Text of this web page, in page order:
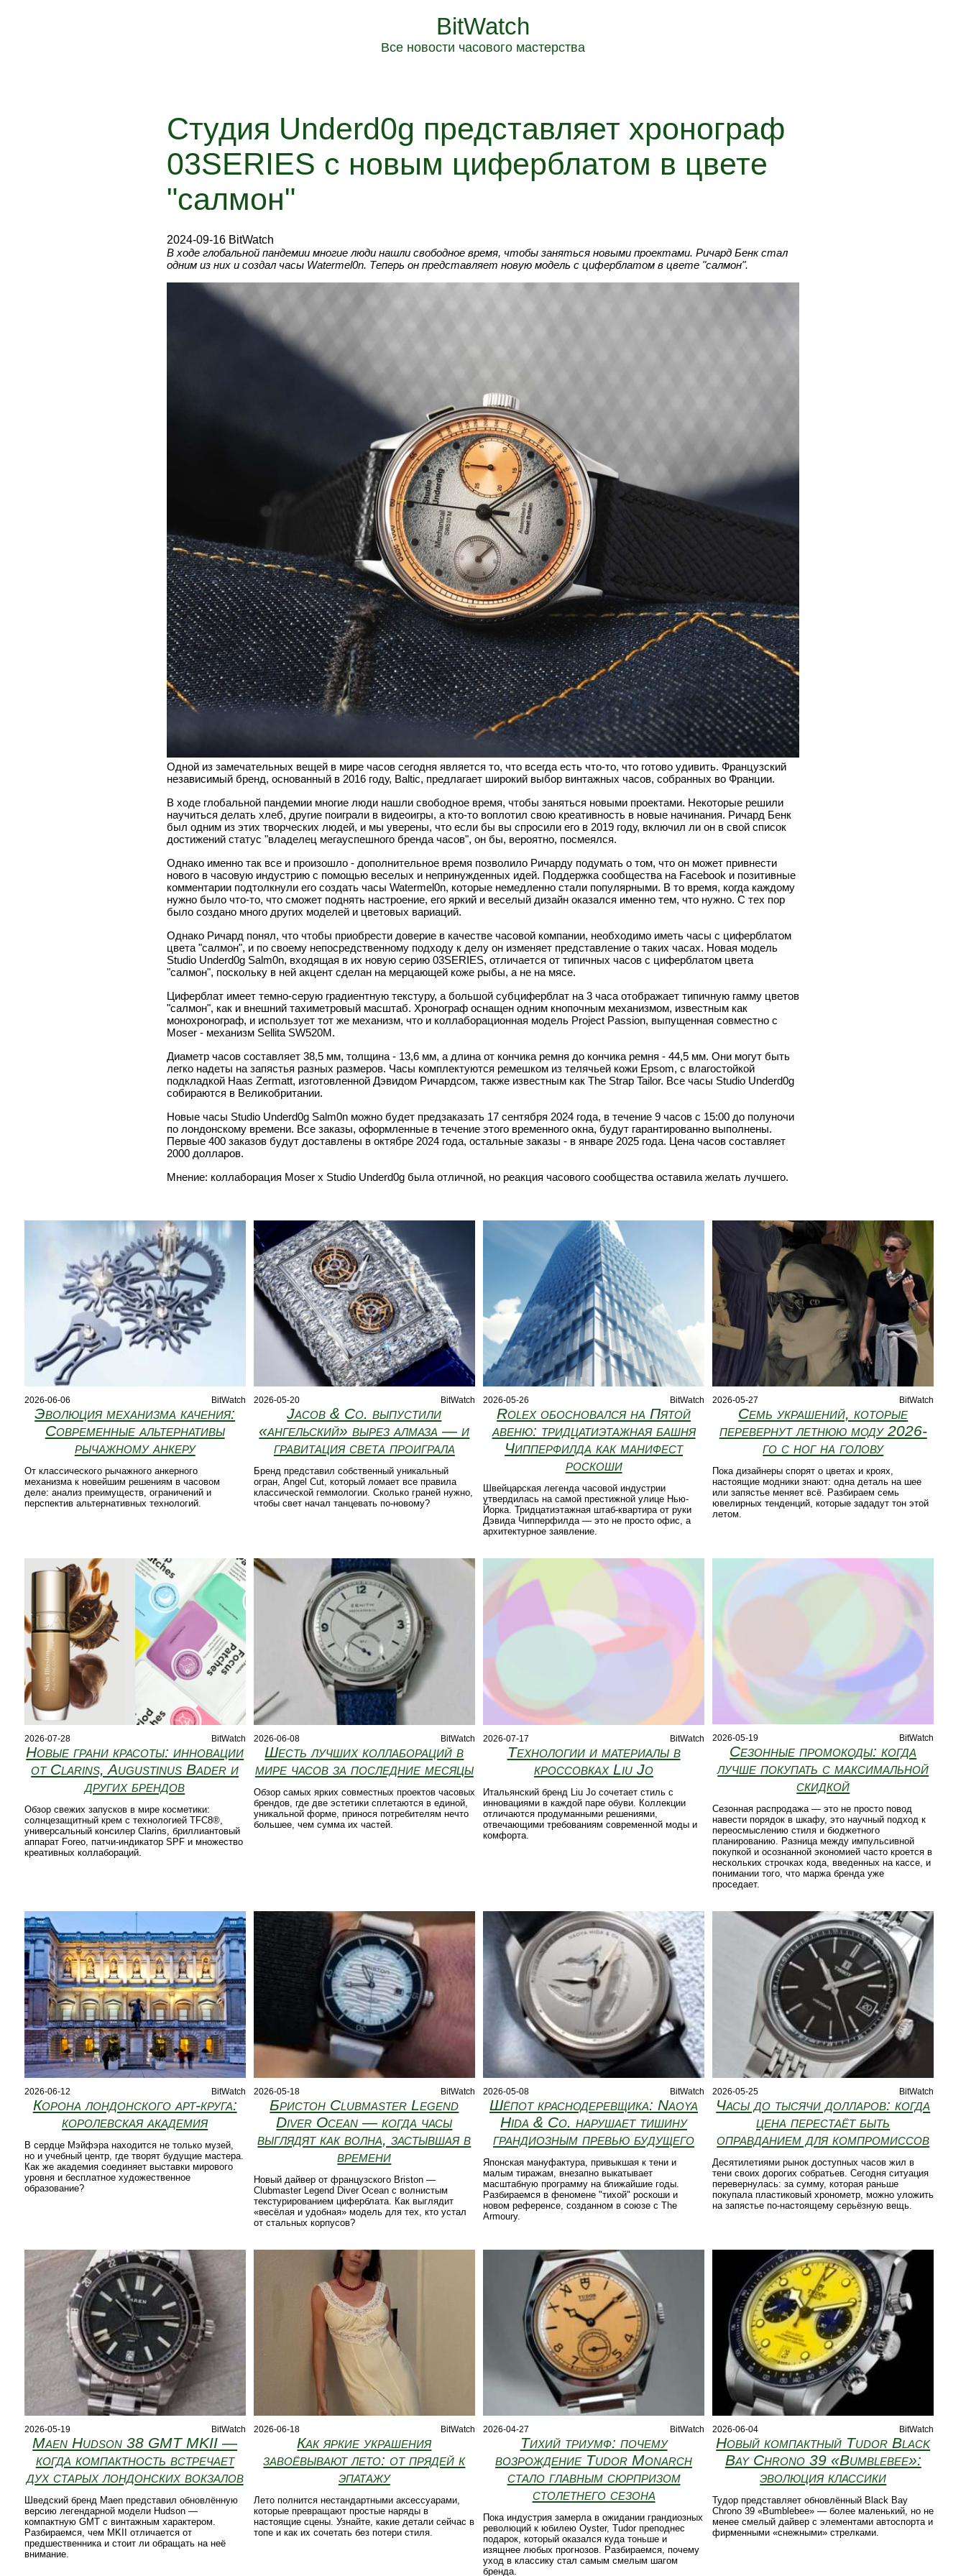
BitWatch
Все новости часового мастерства
Студия Underd0g представляет хронограф
03SERIES с новым циферблатом в цвете
"салмон"
2024-09-16 BitWatch
В ходе глобальной пандемии многие люди нашли свободное время, чтобы заняться новыми проектами. Ричард Бенк стал
одним из них и создал часы Watermel0n. Теперь он представляет новую модель с циферблатом в цвете "салмон".
Одной из замечательных вещей в мире часов сегодня является то, что всегда есть что-то, что готово удивить. Французский
независимый бренд, основанный в 2016 году, Baltic, предлагает широкий выбор винтажных часов, собранных во Франции.
В ходе глобальной пандемии многие люди нашли свободное время, чтобы заняться новыми проектами. Некоторые решили
научиться делать хлеб, другие поиграли в видеоигры, а кто-то воплотил свою креативность в новые начинания. Ричард Бенк
был одним из этих творческих людей, и мы уверены, что если бы вы спросили его в 2019 году, включил ли он в свой список
достижений статус "владелец мегауспешного бренда часов", он бы, вероятно, посмеялся.
Однако именно так все и произошло - дополнительное время позволило Ричарду подумать о том, что он может привнести
нового в часовую индустрию с помощью веселых и непринужденных идей. Поддержка сообщества на Facebook и позитивные
комментарии подтолкнули его создать часы Watermel0n, которые немедленно стали популярными. В то время, когда каждому
нужно было что-то, что сможет поднять настроение, его яркий и веселый дизайн оказался именно тем, что нужно. С тех пор
было создано много других моделей и цветовых вариаций.
Однако Ричард понял, что чтобы приобрести доверие в качестве часовой компании, необходимо иметь часы с циферблатом
цвета "салмон", и по своему непосредственному подходу к делу он изменяет представление о таких часах. Новая модель
Studio Underd0g Salm0n, входящая в их новую серию 03SERIES, отличается от типичных часов с циферблатом цвета
"салмон", поскольку в ней акцент сделан на мерцающей коже рыбы, а не на мясе.
Циферблат имеет темно-серую градиентную текстуру, а большой субциферблат на 3 часа отображает типичную гамму цветов
"салмон", как и внешний тахиметровый масштаб. Хронограф оснащен одним кнопочным механизмом, известным как
монохронограф, и использует тот же механизм, что и коллаборационная модель Project Passion, выпущенная совместно с
Moser - механизм Sellita SW520M.
Диаметр часов составляет 38,5 мм, толщина - 13,6 мм, а длина от кончика ремня до кончика ремня - 44,5 мм. Они могут быть
легко надеты на запястья разных размеров. Часы комплектуются ремешком из телячьей кожи Epsom, с влагостойкой
подкладкой Haas Zermatt, изготовленной Дэвидом Ричардсом, также известным как The Strap Tailor. Все часы Studio Underd0g
собираются в Великобритании.
Новые часы Studio Underd0g Salm0n можно будет предзаказать 17 сентября 2024 года, в течение 9 часов с 15:00 до полуночи
по лондонскому времени. Все заказы, оформленные в течение этого временного окна, будут гарантированно выполнены.
Первые 400 заказов будут доставлены в октябре 2024 года, остальные заказы - в январе 2025 года. Цена часов составляет
2000 долларов.
Мнение: коллаборация Moser x Studio Underd0g была отличной, но реакция часового сообщества оставила желать лучшего.
2026-06-06 BitWatch
Эволюция механизма качения:
Современные альтернативы
рычажному анкеру
От классического рычажного анкерного
механизма к новейшим решениям в часовом
деле: анализ преимуществ, ограничений и
перспектив альтернативных технологий.
2026-05-20 BitWatch
Jacob & Co. выпустили
«ангельский» вырез алмаза — и
гравитация света проиграла
Бренд представил собственный уникальный
огран, Angel Cut, который ломает все правила
классической геммологии. Сколько граней нужно,
чтобы свет начал танцевать по-новому?
2026-05-26 BitWatch
Rolex обосновался на Пятой
авеню: тридцатиэтажная башня
Чипперфилда как манифест
роскоши
Швейцарская легенда часовой индустрии
утвердилась на самой престижной улице Нью-
Йорка. Тридцатиэтажная штаб-квартира от руки
Дэвида Чипперфилда — это не просто офис, а
архитектурное заявление.
2026-05-27 BitWatch
Семь украшений, которые
перевернут летнюю моду 2026-
го с ног на голову
Пока дизайнеры спорят о цветах и кроях,
настоящие модники знают: одна деталь на шее
или запястье меняет всё. Разбираем семь
ювелирных тенденций, которые зададут тон этой
летом.
2026-07-28 BitWatch
Новые грани красоты: инновации
от Clarins, Augustinus Bader и
других брендов
Обзор свежих запусков в мире косметики:
солнцезащитный крем с технологией TFC8®,
универсальный консилер Clarins, бриллиантовый
аппарат Foreo, патчи‑индикатор SPF и множество
креативных коллабораций.
2026-06-08 BitWatch
Шесть лучших коллабораций в
мире часов за последние месяцы
Обзор самых ярких совместных проектов часовых
брендов, где две эстетики сплетаются в единой,
уникальной форме, принося потребителям нечто
большее, чем сумма их частей.
2026-07-17 BitWatch
Технологии и материалы в
кроссовках Liu Jo
Итальянский бренд Liu Jo сочетает стиль с
инновациями в каждой паре обуви. Коллекции
отличаются продуманными решениями,
отвечающими требованиям современной моды и
комфорта.
2026-05-19 BitWatch
Сезонные промокоды: когда
лучше покупать с максимальной
скидкой
Сезонная распродажа — это не просто повод
навести порядок в шкафу, это научный подход к
переосмыслению стиля и бюджетного
планированию. Разница между импульсивной
покупкой и осознанной экономией часто кроется в
нескольких строчках кода, введенных на кассе, и
понимании того, что маржа бренда уже
проседает.
2026-06-12 BitWatch
Корона лондонского арт‑круга:
королевская академия
В сердце Мэйфэра находится не только музей,
но и учебный центр, где творят будущие мастера.
Как же академия соединяет выставки мирового
уровня и бесплатное художественное
образование?
2026-05-18 BitWatch
Бристон Clubmaster Legend
Diver Ocean — когда часы
выглядят как волна, застывшая в
времени
Новый дайвер от французского Briston —
Clubmaster Legend Diver Ocean с волнистым
текстурированием циферблата. Как выглядит
«весёлая и удобная» модель для тех, кто устал
от стальных корпусов?
2026-05-08 BitWatch
Шёпот краснодеревщика: Naoya
Hida & Co. нарушает тишину
грандиозным превью будущего
Японская мануфактура, привыкшая к тени и
малым тиражам, внезапно выкатывает
масштабную программу на ближайшие годы.
Разбираемся в феномене "тихой" роскоши и
новом референсе, созданном в союзе с The
Armoury.
2026-05-25 BitWatch
Часы до тысячи долларов: когда
цена перестаёт быть
оправданием для компромиссов
Десятилетиями рынок доступных часов жил в
тени своих дорогих собратьев. Сегодня ситуация
перевернулась: за сумму, которая раньше
покупала пластиковый хронометр, можно уложить
на запястье по-настоящему серьёзную вещь.
2026-05-19 BitWatch
Maen Hudson 38 GMT MKII —
когда компактность встречает
дух старых лондонских вокзалов
Шведский бренд Maen представил обновлённую
версию легендарной модели Hudson —
компактную GMT с винтажным характером.
Разбираемся, чем MKII отличается от
предшественника и стоит ли обращать на неё
внимание.
2026-06-18 BitWatch
Как яркие украшения
завоёвывают лето: от прядей к
эпатажу
Лето полнится нестандартными аксессуарами,
которые превращают простые наряды в
настоящие сцены. Узнайте, какие детали сейчас в
топе и как их сочетать без потери стиля.
2026-04-27 BitWatch
Тихий триумф: почему
возрождение Tudor Monarch
стало главным сюрпризом
столетнего сезона
Пока индустрия замерла в ожидании грандиозных
революций к юбилею Oyster, Tudor преподнес
подарок, который оказался куда тоньше и
изящнее любых прогнозов. Разбираемся, почему
уход в классику стал самым смелым шагом
бренда.
2026-06-04 BitWatch
Новый компактный Tudor Black
Bay Chrono 39 «Bumblebee»:
эволюция классики
Тудор представляет обновлённый Black Bay
Chrono 39 «Bumblebee» — более маленький, но не
менее смелый дайвер с элементами автоспорта и
фирменными «снежными» стрелками.